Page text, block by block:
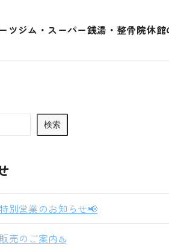
ツジム・スーパー銭湯・整骨院休館
検索
別営業のお知らせ📢
売のご案内♨️